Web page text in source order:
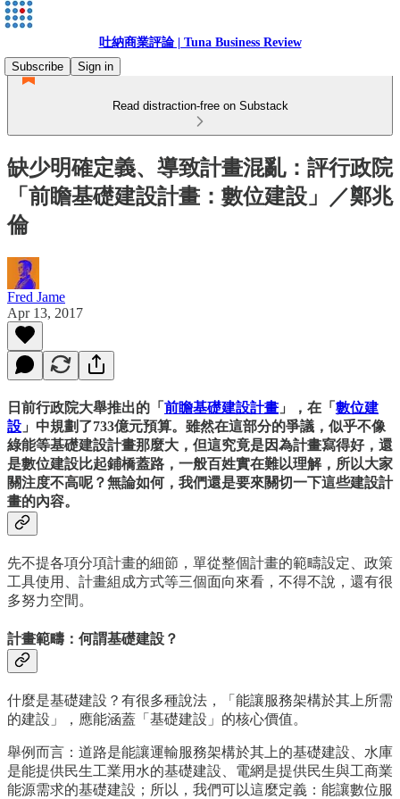
吐納商業評論 | Tuna Business Review
Subscribe
Sign in
Read distraction-free on Substack
缺少明確定義、導致計畫混亂：評行政院
「前瞻基礎建設計畫：數位建設」／鄭兆
倫
Fred Jame
Apr 13, 2017
日前行政院大舉推出的「 前瞻基礎建設計畫 」，在「 數位建
設 」中規劃了733億元預算。雖然在這部分的爭議，似乎不像
綠能等基礎建設計畫那麼大，但這究竟是因為計畫寫得好，還
是數位建設比起鋪橋蓋路，一般百姓實在難以理解，所以大家
關注度不高呢？無論如何，我們還是要來關切一下這些建設計
畫的內容。
先不提各項分項計畫的細節，單從整個計畫的範疇設定、政策
工具使用、計畫組成方式等三個面向來看，不得不說，還有很
多努力空間。
計畫範疇：何謂基礎建設？
什麼是基礎建設？有很多種說法，「能讓服務架構於其上所需
的建設」，應能涵蓋「基礎建設」的核心價值。
舉例而言：道路是能讓運輸服務架構於其上的基礎建設、水庫
是能提供民生工業用水的基礎建設、電網是提供民生與工商業
能源需求的基礎建設；所以，我們可以這麼定義：能讓數位服